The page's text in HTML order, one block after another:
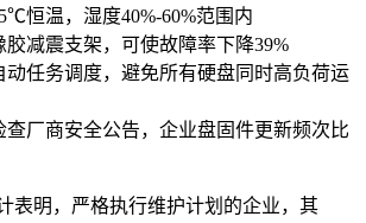
恒温，湿度40%-60%范围内
胶减震支架，可使故障率下降39%
动任务调度，避免所有硬盘同时高负荷运
查厂商安全公告，企业盘固件更新频次比
表明，严格执行维护计划的企业，其